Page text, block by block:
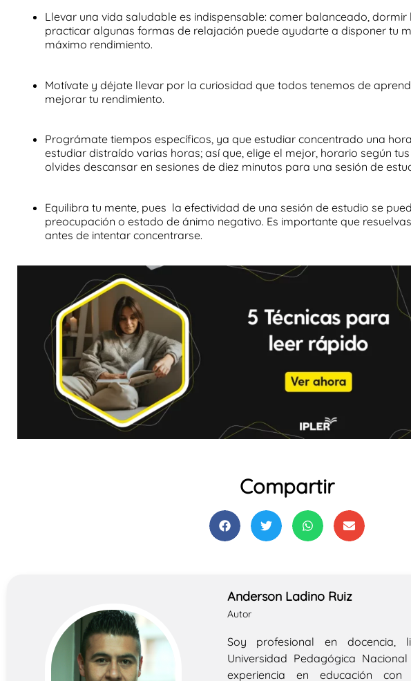
Llevar una vida saludable es indispensable: comer balanceado, dormir
practicar algunas formas de relajación puede ayudarte a disponer tu
máximo rendimiento.
Motívate y déjate llevar por la curiosidad que todos tenemos de
mejorar tu rendimiento.
Prográmate tiempos específicos, ya que estudiar concentrado una
estudiar distraído varias horas; así que, elige el mejor, horario según
olvides descansar en sesiones de diez minutos para una sesión de
Equilibra tu mente, pues la efectividad de una sesión de estudio se
preocupación o estado de ánimo negativo. Es importante que
antes de intentar concentrarse.
Compartir
Anderson Ladino Ruiz
Autor
Soy profesional en
Universidad Pedagógica
experiencia en educación